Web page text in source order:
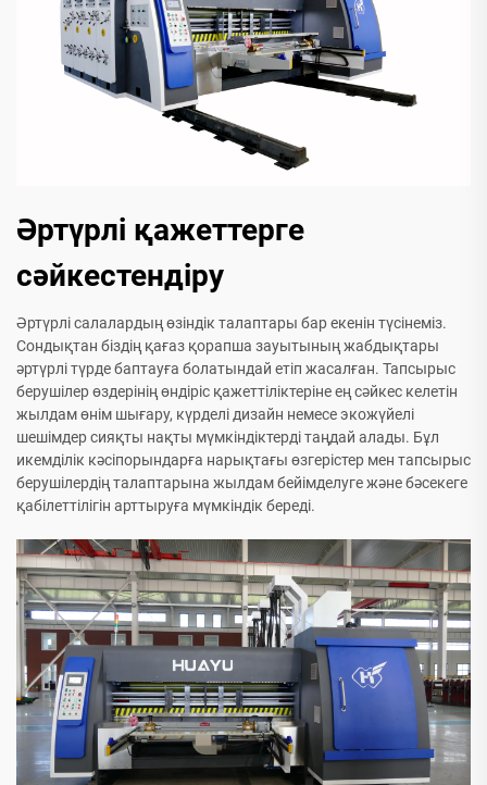
Әртүрлі қажеттерге
сәйкестендіру
Әртүрлі салалардың өзіндік талаптары бар екенін түсінеміз.
Сондықтан біздің қағаз қорапша зауытының жабдықтары
әртүрлі түрде баптауға болатындай етіп жасалған. Тапсырыс
берушілер өздерінің өндіріс қажеттіліктеріне ең сәйкес келетін
жылдам өнім шығару, күрделі дизайн немесе экожүйелі
шешімдер сияқты нақты мүмкіндіктерді таңдай алады. Бұл
икемділік кәсіпорындарға нарықтағы өзгерістер мен тапсырыс
берушілердің талаптарына жылдам бейімделуге және бәсекеге
қабілеттілігін арттыруға мүмкіндік береді.